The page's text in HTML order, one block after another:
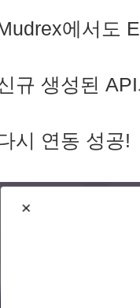
에서도
규 생성된
시 연동 성공!